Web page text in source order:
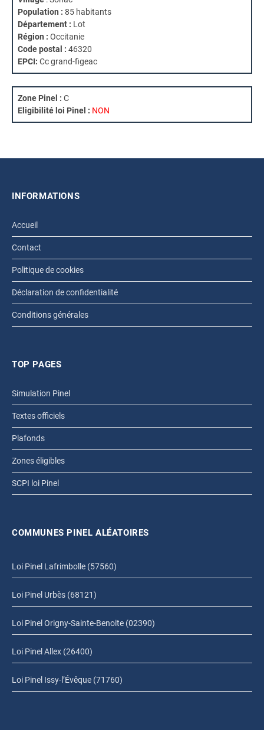
Population : 85 habitants
Département : Lot
Région : Occitanie
Code postal : 46320
EPCI: Cc grand-figeac
Zone Pinel : C
Eligibilité loi Pinel : NON
INFORMATIONS
Accueil
Contact
Politique de cookies
Déclaration de confidentialité
Conditions générales
TOP PAGES
Simulation Pinel
Textes officiels
Plafonds
Zones éligibles
SCPI loi Pinel
COMMUNES PINEL ALÉATOIRES
Loi Pinel Lafrimbolle (57560)
Loi Pinel Urbès (68121)
Loi Pinel Origny-Sainte-Benoite (02390)
Loi Pinel Allex (26400)
Loi Pinel Issy-l’Évêque (71760)